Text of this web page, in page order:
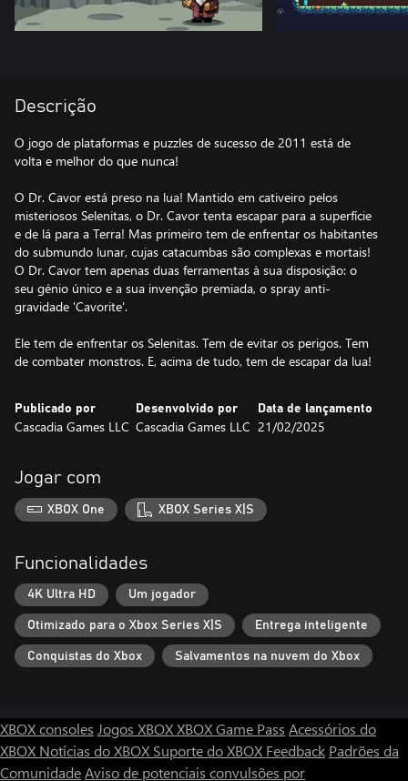
Descrição
O jogo de plataformas e puzzles de sucesso de 2011 está de
volta e melhor do que nunca!
O Dr. Cavor está preso na lua! Mantido em cativeiro pelos
misteriosos Selenitas, o Dr. Cavor tenta escapar para a superfície
e de lá para a Terra! Mas primeiro tem de enfrentar os habitantes
do submundo lunar, cujas catacumbas são complexas e mortais!
O Dr. Cavor tem apenas duas ferramentas à sua disposição: o
seu génio único e a sua invenção premiada, o spray anti-
gravidade 'Cavorite'.
Ele tem de enfrentar os Selenitas. Tem de evitar os perigos. Tem
de combater monstros. E, acima de tudo, tem de escapar da lua!
Publicado por
Cascadia Games LLC
Desenvolvido por
Cascadia Games LLC
Data de lançamento
21/02/2025
Jogar com
XBOX One XBOX Series X|S
Funcionalidades
4K Ultra HD Um jogador
Otimizado para o Xbox Series X|S Entrega inteligente
Conquistas do Xbox Salvamentos na nuvem do Xbox
XBOX consoles Jogos XBOXXBOX Game Pass Acessórios do
XBOX Notícias do XBOX Suporte do XBOX Feedback Padrões da
ComunidadeAviso de potenciais convulsões por